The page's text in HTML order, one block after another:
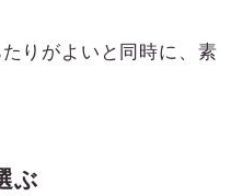
りがよいと同時に、素
ぶ